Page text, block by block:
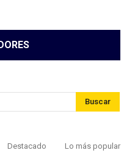
Buscar
Destacado Lo más popular